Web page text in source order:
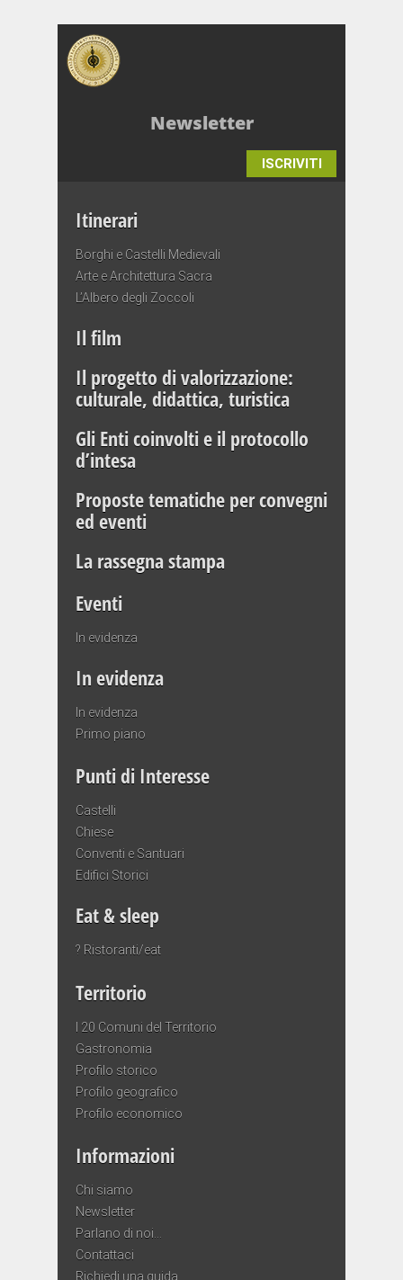
Newsletter
ISCRIVITI
Itinerari
Borghi e Castelli Medievali
Arte e Architettura Sacra
L’Albero degli Zoccoli
Il film
Il progetto di valorizzazione:
culturale, didattica, turistica
Gli Enti coinvolti e il protocollo
d’intesa
Proposte tematiche per convegni
ed eventi
La rassegna stampa
Eventi
In evidenza
In evidenza
In evidenza
Primo piano
Punti di Interesse
Castelli
Chiese
Conventi e Santuari
Edifici Storici
Eat & sleep
? Ristoranti/eat
Territorio
I 20 Comuni del Territorio
Gastronomia
Profilo storico
Profilo geografico
Profilo economico
Informazioni
Chi siamo
Newsletter
Parlano di noi…
Contattaci
Richiedi una guida